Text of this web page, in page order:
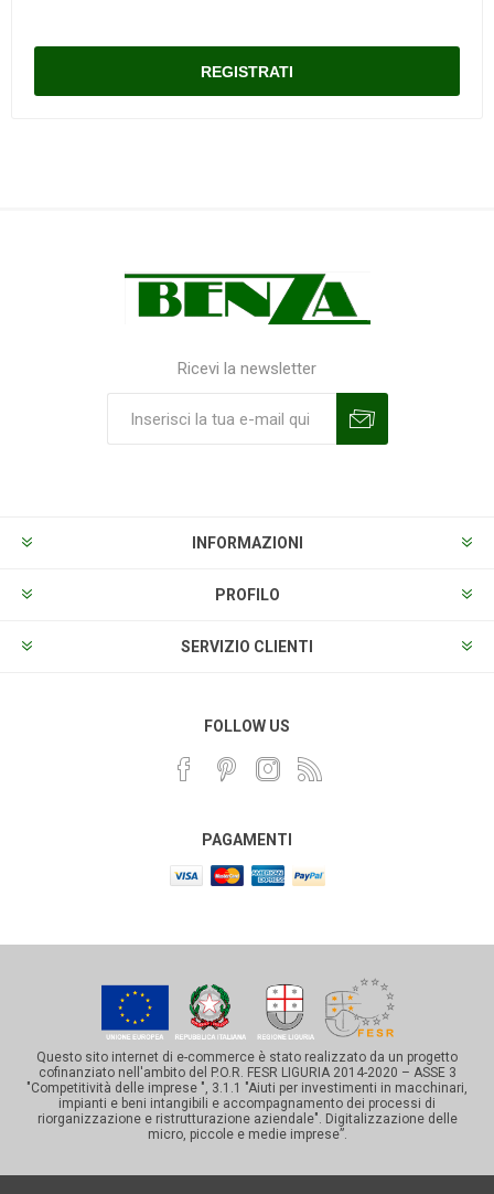
Ricevi la newsletter
INFORMAZIONI
PROFILO
SERVIZIO CLIENTI
FOLLOW US
PAGAMENTI
Questo sito internet di e-commerce è stato realizzato da un progetto
cofinanziato nell'ambito del P.O.R. FESR LIGURIA 2014-2020 – ASSE 3
"Competitività delle imprese ", 3.1.1 "Aiuti per investimenti in macchinari,
impianti e beni intangibili e accompagnamento dei processi di
riorganizzazione e ristrutturazione aziendale". Digitalizzazione delle
micro, piccole e medie imprese”.